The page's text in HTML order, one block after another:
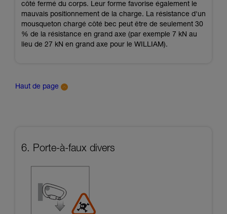
côté fermé du corps. Leur forme favorise également le
mauvais positionnement de la charge. La résistance d'un
mousqueton chargé côté bec peut être de seulement 30
% de la résistance en grand axe (par exemple 7 kN au
lieu de 27 kN en grand axe pour le WILLIAM).
Haut de page
6. Porte-à-faux divers